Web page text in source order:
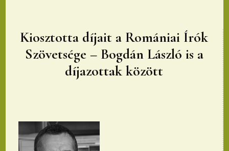
Marosvásárhelyi
fiok
Kiosztotta díjait a Romániai Írók
Szövetsége – Bogdán László is a
díjazottak között